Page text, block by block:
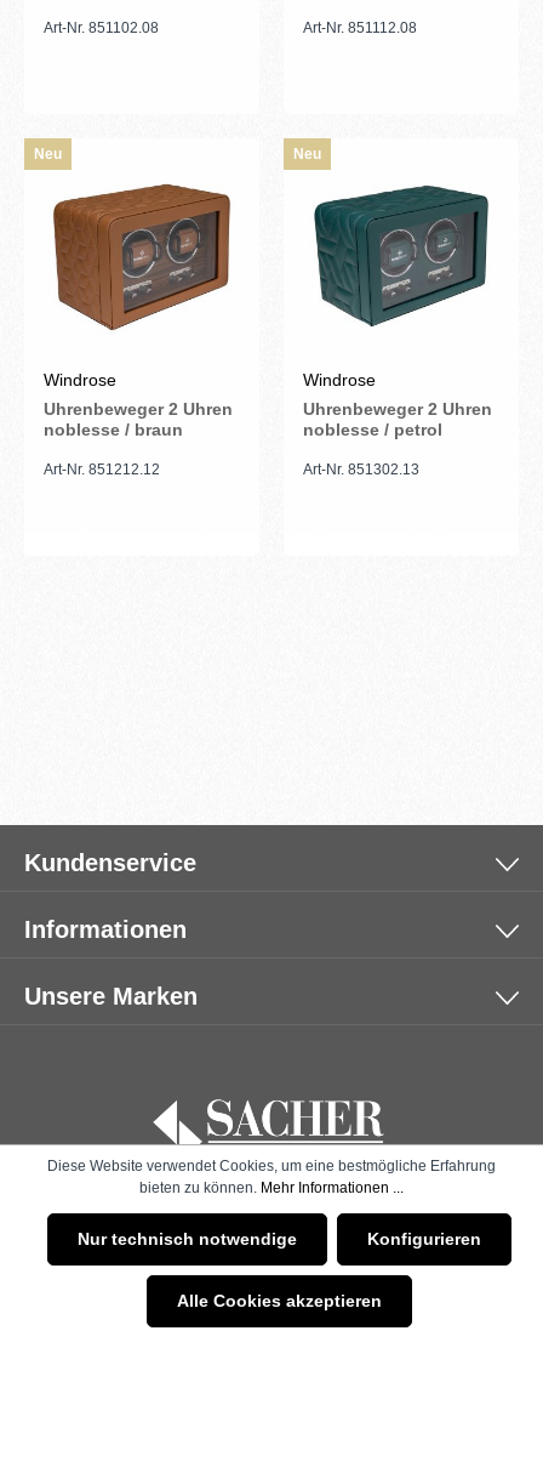
Art-Nr. 851102.08 Art-Nr. 851112.08
Neu
Windrose
Uhrenbeweger 2 Uhren
noblesse / braun
Art-Nr. 851212.12
Neu
Windrose
Uhrenbeweger 2 Uhren
noblesse / petrol
Art-Nr. 851302.13
Kundenservice
Informationen
Unsere Marken
© 2026 SACHER | B2B SHOP - with by
* Alle Preise inkl. gesetzl. Mehrwertsteuer zzgl.Versandkosten
und ggf. Nachnahmegebühren, wenn nicht anders angegeben.
Diese Website verwendet Cookies, um eine bestmögliche Erfahrung
bieten zu können. Mehr Informationen ...
Nur technisch notwendige Konfigurieren
Alle Cookies akzeptieren